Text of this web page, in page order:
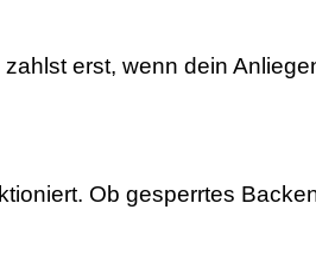
erst, wenn dein
Ob gesperrtes